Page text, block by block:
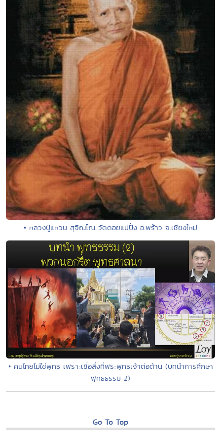
• หลวงปู่แหวน สุจิณโณ วัดดอยแม่ปั๋ง อ.พร้าว จ.เชียงใหม่
• คนไทยไม่ใช่พุทธ เพราะเชื่อสิ่งที่พระพุทธเจ้าต่อต้าน (บทนำการศึกษา
พุทธธรรม 2)
Go To Top